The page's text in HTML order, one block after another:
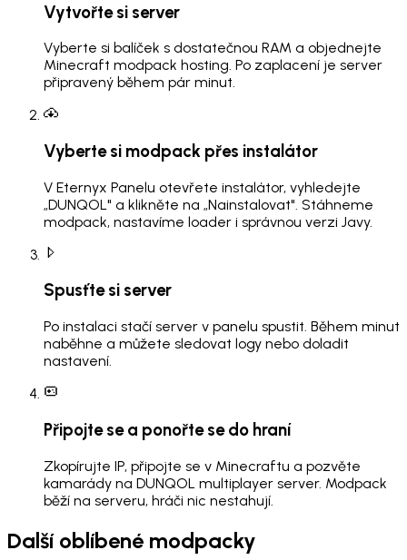
Vytvořte si server
Vyberte si balíček s dostatečnou RAM a objednejte
Minecraft modpack hosting. Po zaplacení je server
připravený během pár minut.
Vyberte si modpack přes instalátor
V Eternyx Panelu otevřete instalátor, vyhledejte
„DUNQOL" a klikněte na „Nainstalovat". Stáhneme
modpack, nastavíme loader i správnou verzi Javy.
Spusťte si server
Po instalaci stačí server v panelu spustit. Během minut
naběhne a můžete sledovat logy nebo doladit
nastavení.
Připojte se a ponořte se do hraní
Zkopírujte IP, připojte se v Minecraftu a pozvěte
kamarády na DUNQOL multiplayer server. Modpack
běží na serveru, hráči nic nestahují.
Další oblíbené modpacky